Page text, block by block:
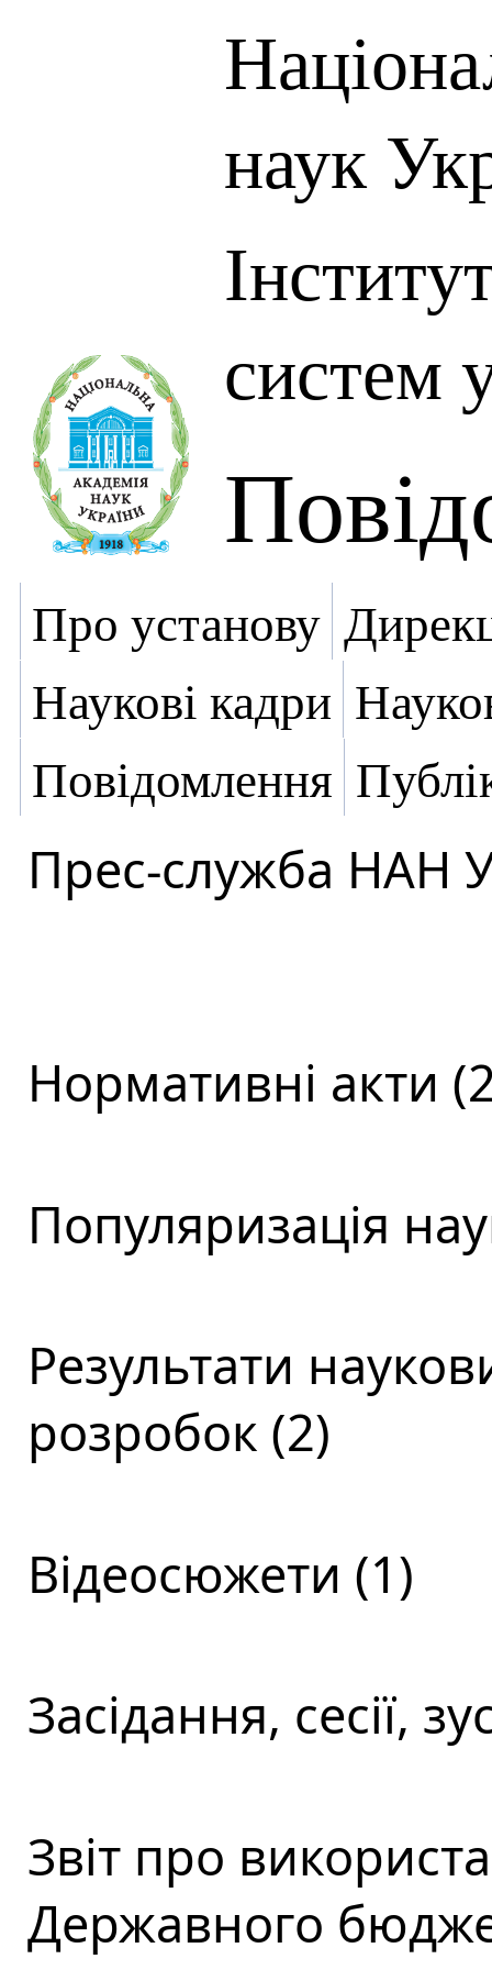
наук
систем
Про установу
Наукові кадри
Повідомлення
Прес-служба НАН
Нормативні акти
Популяризація
Результати
розробок (2)
Відеосюжети (1)
Засідання, сесії,
Звіт про
Державного